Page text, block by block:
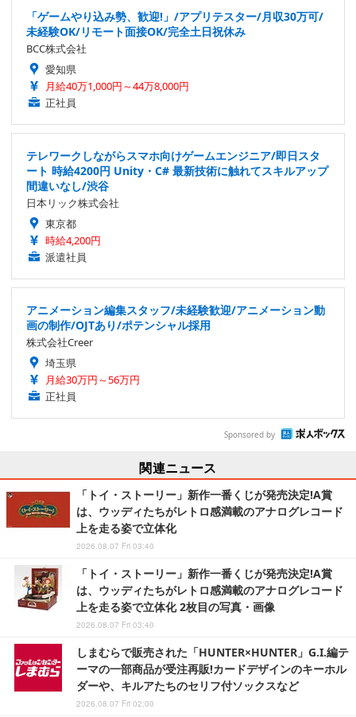
「ゲームやり込み勢、歓迎!」/アプリテスター/月収30万可/
未経験OK/リモート面接OK/完全土日祝休み
BCC株式会社
愛知県
月給40万1,000円～44万8,000円
正社員
テレワークしながらスマホ向けゲームエンジニア/即日スタ
ート 時給4200円 Unity・C# 最新技術に触れてスキルアップ
間違いなし/渋谷
日本リック株式会社
東京都
時給4,200円
派遣社員
アニメーション編集スタッフ/未経験歓迎/アニメーション動
画の制作/OJTあり/ポテンシャル採用
株式会社Creer
埼玉県
月給30万円～56万円
正社員
Sponsored by
関連ニュース
「トイ・ストーリー」新作一番くじが発売決定!A賞
は、ウッディたちがレトロ感満載のアナログレコード
上を走る姿で立体化
2026.08.07 Fri 03:40
「トイ・ストーリー」新作一番くじが発売決定!A賞
は、ウッディたちがレトロ感満載のアナログレコード
上を走る姿で立体化 2枚目の写真・画像
2026.08.07 Fri 03:40
しまむらで販売された「HUNTER×HUNTER」G.I.編テ
ーマの一部商品が受注再販!カードデザインのキーホル
ダーや、キルアたちのセリフ付ソックスなど
2026.08.07 Fri 02:00